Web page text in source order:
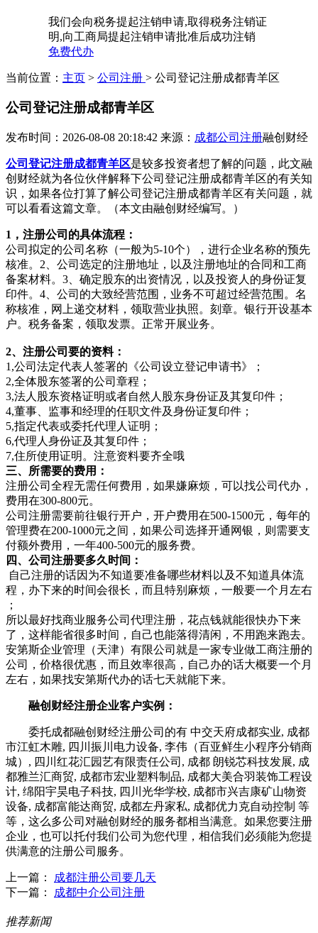
我们会向税务提起注销申请,取得税务注销证
明,向工商局提起注销申请批准后成功注销
免费代办
当前位置： 主页 > 公司注册 > 公司登记注册成都青羊区
公司登记注册成都青羊区
发布时间：2026-08-08 20:18:42 来源： 成都公司注册融创财经
公司登记注册成都青羊区是较多投资者想了解的问题，此文融
创财经就为各位伙伴解释下公司登记注册成都青羊区的有关知
识，如果各位打算了解公司登记注册成都青羊区有关问题，就
可以看看这篇文章。（本文由融创财经编写。）
1，注册公司的具体流程：
公司拟定的公司名称（一般为5-10个），进行企业名称的预先
核准。2、公司选定的注册地址，以及注册地址的合同和工商
备案材料。3、确定股东的出资情况，以及投资人的身份证复
印件。4、公司的大致经营范围，业务不可超过经营范围。名
称核准，网上递交材料，领取营业执照。刻章。银行开设基本
户。税务备案，领取发票。正常开展业务。
2、注册公司要的资料：
1,公司法定代表人签署的《公司设立登记申请书》；
2,全体股东签署的公司章程；
3,法人股东资格证明或者自然人股东身份证及其复印件；
4,董事、监事和经理的任职文件及身份证复印件；
5,指定代表或委托代理人证明；
6,代理人身份证及其复印件；
7,住所使用证明。注意资料要齐全哦
三、所需要的费用：
注册公司全程无需任何费用，如果嫌麻烦，可以找公司代办，
费用在300-800元。
公司注册需要前往银行开户，开户费用在500-1500元，每年的
管理费在200-1000元之间，如果公司选择开通网银，则需要支
付额外费用，一年400-500元的服务费。
四、公司注册要多久时间：
自己注册的话因为不知道要准备哪些材料以及不知道具体流
程，办下来的时间会很长，而且特别麻烦，一般要一个月左右
；
所以最好找商业服务公司代理注册，花点钱就能很快办下来
了，这样能省很多时间，自己也能落得清闲，不用跑来跑去。
安第斯企业管理（天津）有限公司就是一家专业做工商注册的
公司，价格很优惠，而且效率很高，自己办的话大概要一个月
左右，如果找安第斯代办的话七天就能下来。
融创财经注册企业客户实例：
委托成都融创财经注册公司的有 中交天府成都实业, 成都
市江虹木雕, 四川振川电力设备, 李伟（百亚鲜生小程序分销商
城）, 四川红花汇园艺有限责任公司, 成都 朗锐芯科技发展, 成
都雅兰汇商贸, 成都市宏业塑料制品, 成都大美合羽装饰工程设
计, 绵阳宇昊电子科技, 四川光华学校, 成都市兴吉康矿山物资
设备, 成都富能达商贸, 成都左丹家私, 成都优力克自动控制 等
等，这么多公司对融创财经的服务都相当满意。如果您要注册
企业，也可以托付我们公司为您代理，相信我们必须能为您提
供满意的注册公司服务。
上一篇：
成都注册公司要几天
下一篇：
成都中介公司注册
推荐新闻